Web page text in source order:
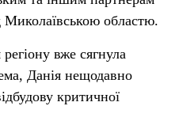
областю.
вже сягнула
Данія нещодавно
критичної